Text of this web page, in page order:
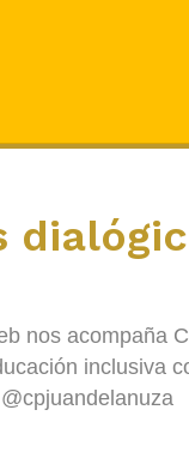
nos acompaña
inclusiva